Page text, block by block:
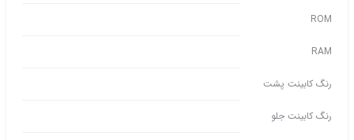
ROM
RAM
رنگ کابینت پشت
رنگ کابینت جلو